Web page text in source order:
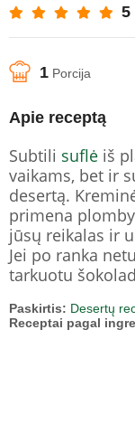
5
1 Porcija
Apie receptą
Subtili suflė iš
vaikams, bet ir
desertą.
primena
jūsų reikalas ir
Jei po ranka
tarkuotu
Paskirtis: Desertų
Receptai pagal